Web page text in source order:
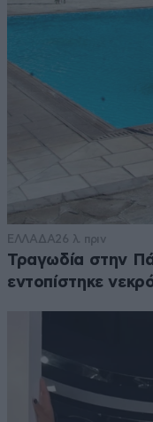
ΕΛΛΑΔΑ26 λ. πριν
Τραγωδία στην
εντοπίστηκε